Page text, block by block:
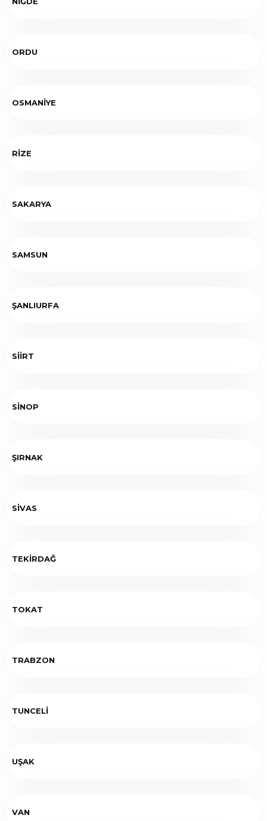
ORDU
OSMANİYE
RİZE
SAKARYA
SAMSUN
ŞANLIURFA
SİİRT
SİNOP
ŞIRNAK
SİVAS
TEKİRDAĞ
TOKAT
TRABZON
TUNCELİ
UŞAK
VAN